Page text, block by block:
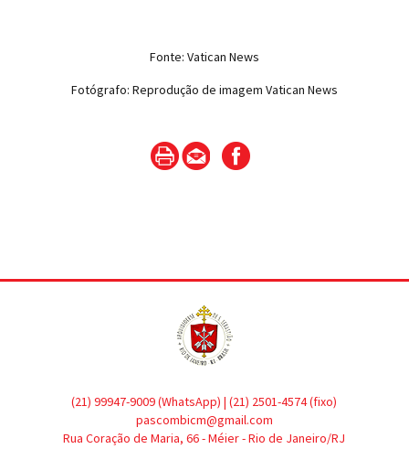
Fonte: Vatican News
Fotógrafo: Reprodução de imagem Vatican News
(21) 99947-9009 (WhatsApp) | (21) 2501-4574 (fixo)
pascombicm@gmail.com
Rua Coração de Maria, 66 - Méier - Rio de Janeiro/RJ